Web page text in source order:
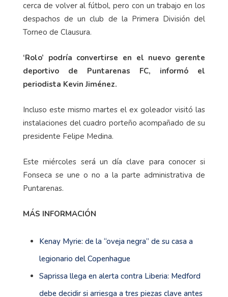
cerca de volver al fútbol, pero con un trabajo en los
despachos de un club de la Primera División del
Torneo de Clausura.
‘Rolo’ podría convertirse en el nuevo gerente
deportivo de Puntarenas FC, informó el
periodista Kevin Jiménez.
Incluso este mismo martes el ex goleador visitó las
instalaciones del cuadro porteño acompañado de su
presidente Felipe Medina.
Este miércoles será un día clave para conocer si
Fonseca se une o no a la parte administrativa de
Puntarenas.
MÁS INFORMACIÓN
Kenay Myrie: de la “oveja negra” de su casa a
legionario del Copenhague
Saprissa llega en alerta contra Liberia: Medford
debe decidir si arriesga a tres piezas clave antes